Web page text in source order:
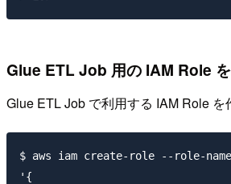
Glue ETL Job 用の IAM Role
Glue ETL Job で利用する IAM Role を
$ aws iam create-role --role-
'{